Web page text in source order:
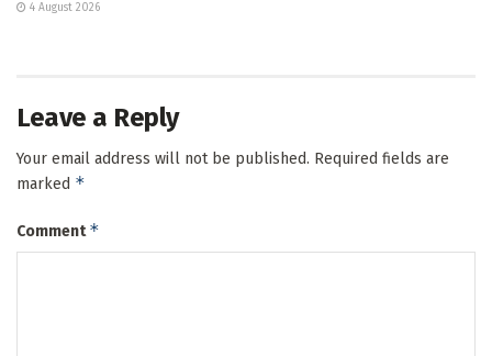
4 August 2026
Leave a Reply
Your email address will not be published. Required fields are
marked *
Comment*